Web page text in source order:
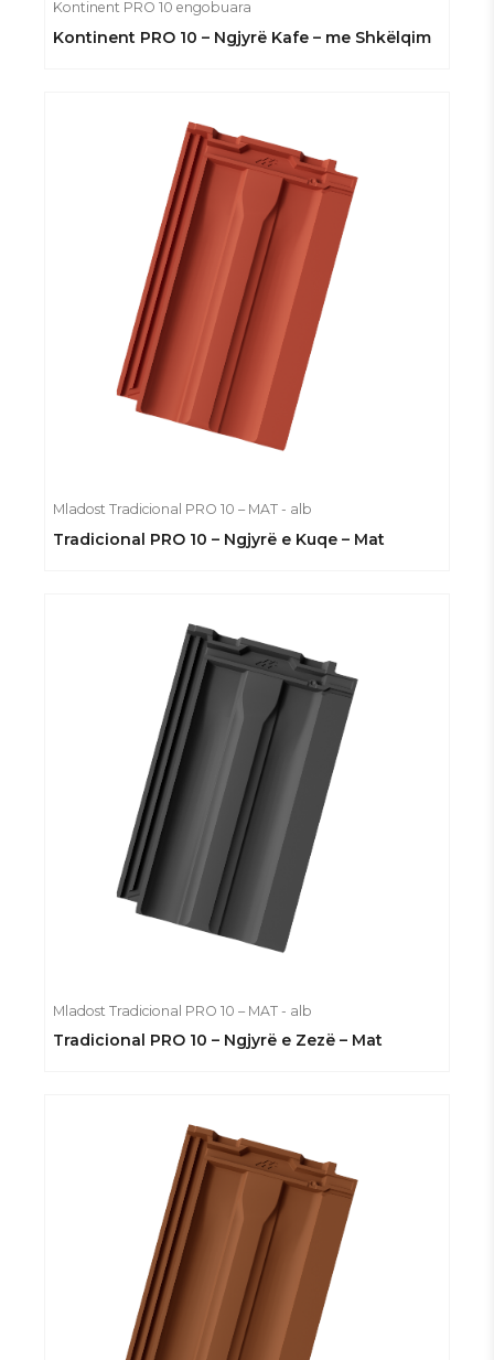
Kontinent PRO 10 engobuara
Kontinent PRO 10 – Ngjyrë Kafe – me Shkëlqim
Mladost Tradicional PRO 10 – MAT - alb
Tradicional PRO 10 – Ngjyrë e Kuqe – Mat
Mladost Tradicional PRO 10 – MAT - alb
Tradicional PRO 10 – Ngjyrë e Zezë – Mat